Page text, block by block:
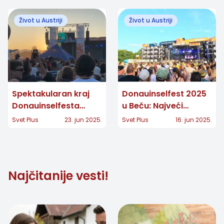
muzički spektakl
Život u Austriji
Spektakularan kraj
Donauinselfesta
2025: Rag'n'Bone Man
Svet Plus 23. jun 2025.
Život u Austriji
Donauinselfest 2025
u Beču: Najveći
besplatni muzički
Svet Plus 16. jun 2025.
Najčitanije vesti!